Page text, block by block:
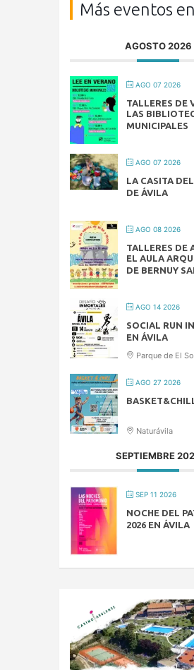
Más eventos
AGOSTO 2026
AGO 07 2026
TALLERES DE
LAS
MUNICIPALES
AGO 07 2026
LA CASITA
DE ÁVILA
AGO 08 2026
TALLERES DE
EL AULA
DE BERNUY
AGO 14 2026
SOCIAL RUN
EN ÁVILA
Parque de El
AGO 27 2026
Naturávila
SEPTIEMBRE
SEP 11 2026
NOCHE DEL
2026 EN ÁVILA